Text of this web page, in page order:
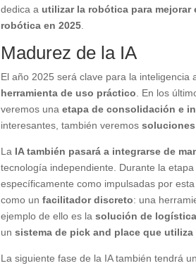
dedica a utilizar la robótica para mejorar
robótica en 2025
Madurez de la IA
El año 2025 será clave para la inteligencia
herramienta de uso práctico . En los
veremos una etapa de consolidación e
interesantes, también veremos
La IA también pasará a integrarse de
tecnología independiente. Durante la
específicamente como impulsadas por
como unfacilitador discreto: una
ejemplo de ello es lasolución de
un sistema de pick and place que utiliza
La siguiente fase de la IA también tendrá